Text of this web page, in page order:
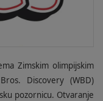
Zimskim olimpijskim
Discovery (WBD)
pozornicu. Otvaranje